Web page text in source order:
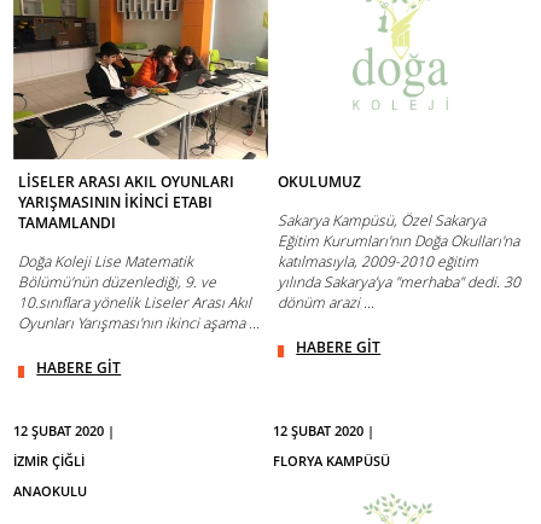
LİSELER ARASI AKIL OYUNLARI
YARIŞMASININ İKİNCİ ETABI
TAMAMLANDI
Doğa Koleji Lise Matematik
Bölümü'nün düzenlediği, 9. ve
10.sınıflara yönelik Liseler Arası Akıl
Oyunları Yarışması'nın ikinci aşama ...
HABERE GİT
OKULUMUZ
Sakarya Kampüsü, Özel Sakarya
Eğitim Kurumları'nın Doğa Okulları'na
katılmasıyla, 2009-2010 eğitim
yılında Sakarya’ya "merhaba" dedi. 30
dönüm arazi ...
HABERE GİT
12 ŞUBAT 2020 |
İZMİR ÇİĞLİ
ANAOKULU
12 ŞUBAT 2020 |
FLORYA KAMPÜSÜ